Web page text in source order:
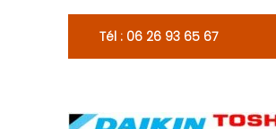
Tél : 06 26 93 65 67